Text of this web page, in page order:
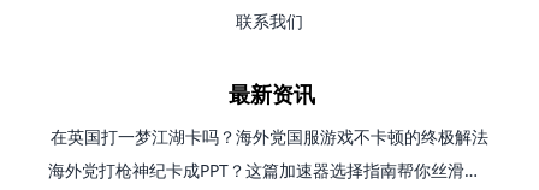
联系我们
最新资讯
在英国打一梦江湖卡吗？海外党国服游戏不卡顿的终极解法
海外党打枪神纪卡成PPT？这篇加速器选择指南帮你丝滑上分